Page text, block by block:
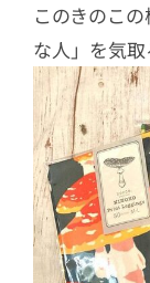
このきのこ
な人」を気取